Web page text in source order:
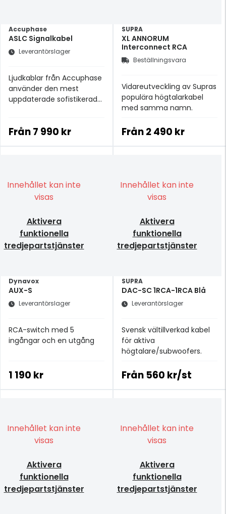
Accuphase
ASLC Signalkabel
Leverantörslager
Ljudkablar från Accuphase
använder den mest
uppdaterade sofistikerade
Från7 990 kr
SUPRA
XL ANNORUM
Interconnect RCA
Beställningsvara
Vidareutveckling av Supras
populära högtalarkabel
med samma namn.
Från2 490 kr
Innehållet kan inte
visas
Aktivera
funktionella
tredjepartstjänster
Dynavox
AUX-S
Leverantörslager
RCA-switch med 5
ingångar och en utgång
1 190 kr
Innehållet kan inte
visas
Aktivera
funktionella
tredjepartstjänster
SUPRA
DAC-SC 1RCA-1RCA Blå
Leverantörslager
Svensk vältillverkad kabel
för aktiva
högtalare/subwoofers.
Från 560 kr/st
Innehållet kan inte
visas
Aktivera
funktionella
tredjepartstjänster
Innehållet kan inte
visas
Aktivera
funktionella
tredjepartstjänster